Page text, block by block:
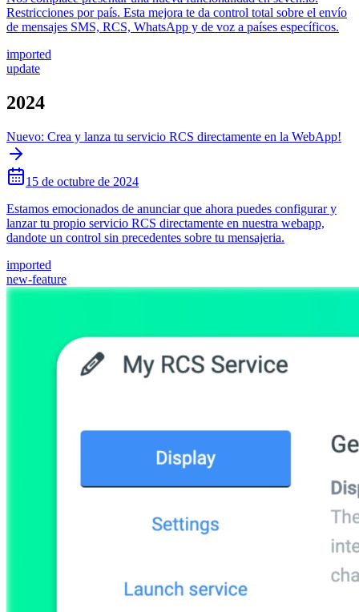
Restricciones por país. Esta mejora te da control total sobre el envío
de mensajes SMS, RCS, WhatsApp y de voz a países específicos.
imported
update
2024
Nuevo: Crea y lanza tu servicio RCS directamente en la WebApp!
15 de octubre de 2024
Estamos emocionados de anunciar que ahora puedes configurar y
lanzar tu propio servicio RCS directamente en nuestra webapp,
dandote un control sin precedentes sobre tu mensajeria.
imported
new-feature